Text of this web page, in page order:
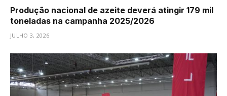
Produção nacional de azeite deverá atingir 179 mil
toneladas na campanha 2025/2026
JULHO 3, 2026